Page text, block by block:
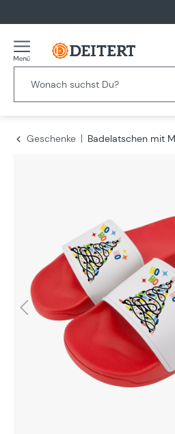
Geschenke
Badelatschen mit